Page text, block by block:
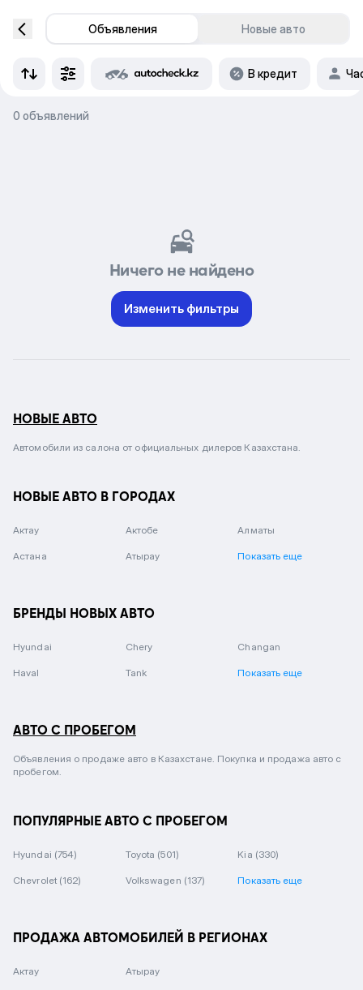
Объявления Новые авто
В кредит
0 объявлений
Ничего не найдено
Изменить фильтры
НОВЫЕ АВТО
Автомобили из салона от официальных дилеров Казахстана.
НОВЫЕ АВТО В ГОРОДАХ
Актау Актобе Алматы
Астана Атырау Показать еще
БРЕНДЫ НОВЫХ АВТО
Hyundai Chery Changan
Haval Tank Показать еще
АВТО С ПРОБЕГОМ
Объявления о продаже авто в Казахстане. Покупка и продажа авто с
пробегом.
ПОПУЛЯРНЫЕ АВТО С ПРОБЕГОМ
Hyundai (754) Toyota (501) Kia (330)
Chevrolet (162) Volkswagen (137) Показать еще
ПРОДАЖА АВТОМОБИЛЕЙ В РЕГИОНАХ
Актау Атырау